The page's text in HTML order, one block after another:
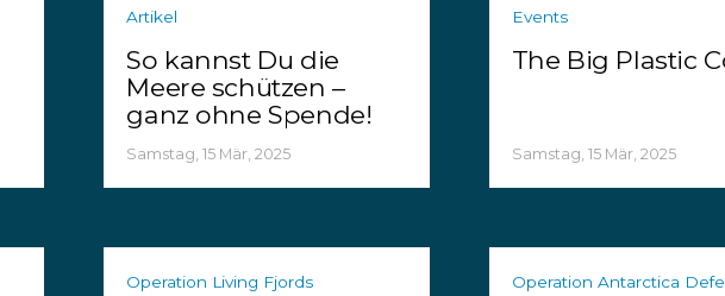
Artikel
So kannst Du die
Meere schützen –
ganz ohne Spende!
Samstag, 15 Mär, 2025
Events
The Big Plastic
Samstag, 15 Mär, 2025
Operation Living Fjords Operation Antarctica